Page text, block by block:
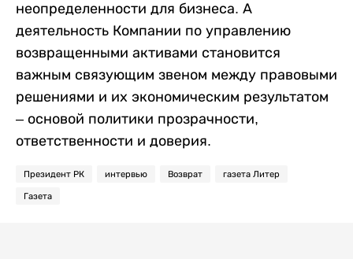
неопределенности для бизнеса. А
деятельность Компании по управлению
возвращенными активами становится
важным связующим звеном между правовыми
решениями и их экономическим результатом
– основой политики прозрачности,
ответственности и доверия.
Президент РК интервью Возврат газета Литер
Газета